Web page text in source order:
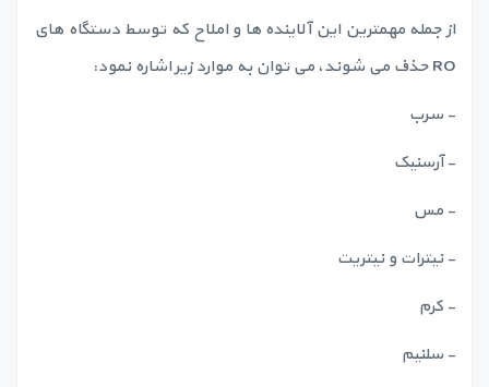
از جمله مهمترین این آلاینده ها و املاح که توسط دستگاه های
RO حذف می شوند، می توان به موارد زیر اشاره نمود:
- سرب
- آرسنیک
- مس
- نیترات و نیتریت
- کرم
- سلنیم